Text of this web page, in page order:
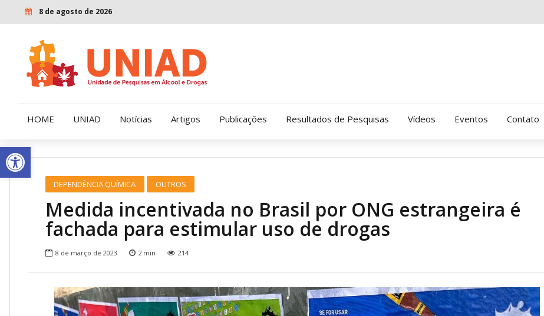
Open toolbar
8 de agosto de 2026
HOME UNIAD
Nossa História
Nossa Missão e Valores
Onde Procurar Ajuda?
Ronaldo Laranjeira recebe prêmio ISAJE
Amor-Exigente
AME – Psiquiatria Dra Jandira Masur
Notícias Artigos Publicações Resultados de Pesquisas Vídeos Eventos Contato
DEPENDÊNCIA QUÍMICA OUTROS
Medida incentivada no Brasil por ONG estrangeira é
fachada para estimular uso de drogas
8 de março de 2023 2 min 214